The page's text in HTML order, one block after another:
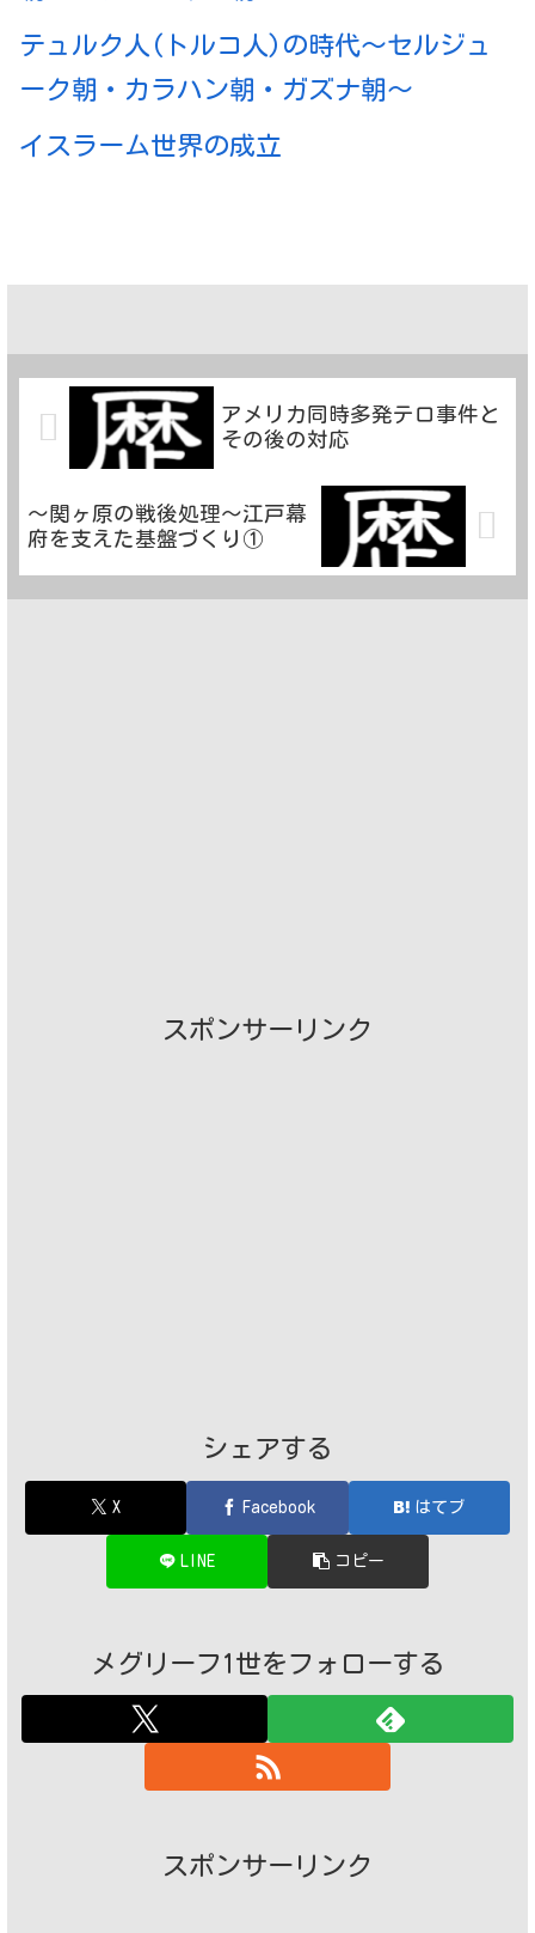
テュルク人(トルコ人)の時代～セルジュ
ーク朝・カラハン朝・ガズナ朝～
イスラーム世界の成立
アメリカ同時多発テロ事件と
その後の対応
〜関ヶ原の戦後処理〜江戸幕
府を支えた基盤づくり①
スポンサーリンク
シェアする
X Facebook はてブ
LINE コピー
メグリーフ1世をフォローする
スポンサーリンク